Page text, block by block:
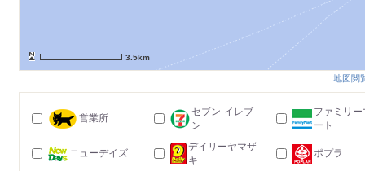
3.5km
地図閲
営業所
セブン-イレブ
ン
ファミリー
ート
ニューデイズ
デイリーヤマザ
キ
ポプラ